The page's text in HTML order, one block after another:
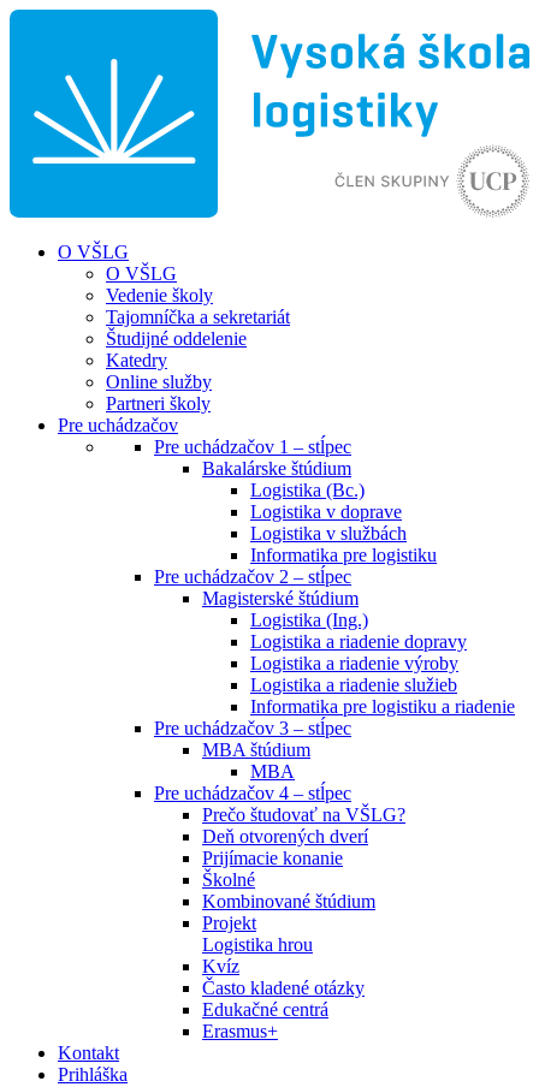
O VŠLG
O VŠLG
Vedenie školy
Tajomníčka a sekretariát
Študijné oddelenie
Katedry
Online služby
Partneri školy
Pre uchádzačov
Pre uchádzačov 1 – stĺpec
Bakalárske štúdium
Logistika (Bc.)
Logistika v doprave
Logistika v službách
Informatika pre logistiku
Pre uchádzačov 2 – stĺpec
Magisterské štúdium
Logistika (Ing.)
Logistika a riadenie dopravy
Logistika a riadenie výroby
Logistika a riadenie služieb
Informatika pre logistiku a riadenie
Pre uchádzačov 3 – stĺpec
MBA štúdium
MBA
Pre uchádzačov 4 – stĺpec
Prečo študovať na VŠLG?
Deň otvorených dverí
Prijímacie konanie
Školné
Kombinované štúdium
Projekt
Logistika hrou
Kvíz
Často kladené otázky
Edukačné centrá
Erasmus+
Kontakt
Prihláška